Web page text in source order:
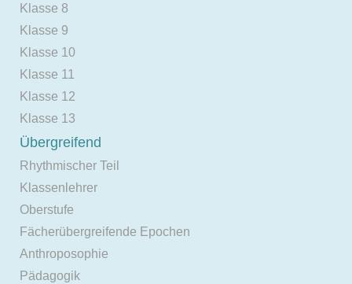
Klasse 8
Klasse 9
Klasse 10
Klasse 11
Klasse 12
Klasse 13
Übergreifend
Rhythmischer Teil
Klassenlehrer
Oberstufe
Fächerübergreifende Epochen
Anthroposophie
Pädagogik